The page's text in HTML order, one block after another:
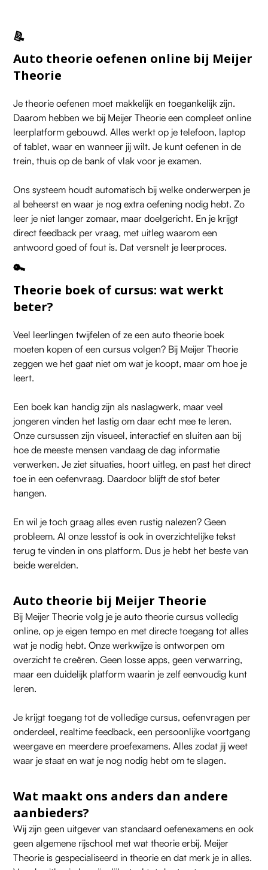
📝
Auto theorie oefenen online bij Meijer
Theorie
Je theorie oefenen moet makkelijk en toegankelijk zijn.
Daarom hebben we bij Meijer Theorie een compleet online
leerplatform gebouwd. Alles werkt op je telefoon, laptop
of tablet, waar en wanneer jij wilt. Je kunt oefenen in de
trein, thuis op de bank of vlak voor je examen.
Ons systeem houdt automatisch bij welke onderwerpen je
al beheerst en waar je nog extra oefening nodig hebt. Zo
leer je niet langer zomaar, maar doelgericht. En je krijgt
direct feedback per vraag, met uitleg waarom een
antwoord goed of fout is. Dat versnelt je leerproces.
🔑
Theorie boek of cursus: wat werkt
beter?
Veel leerlingen twijfelen of ze een auto theorie boek
moeten kopen of een cursus volgen? Bij Meijer Theorie
zeggen we het gaat niet om wat je koopt, maar om hoe je
leert.
Een boek kan handig zijn als naslagwerk, maar veel
jongeren vinden het lastig om daar echt mee te leren.
Onze cursussen zijn visueel, interactief en sluiten aan bij
hoe de meeste mensen vandaag de dag informatie
verwerken. Je ziet situaties, hoort uitleg, en past het direct
toe in een oefenvraag. Daardoor blijft de stof beter
hangen.
En wil je toch graag alles even rustig nalezen? Geen
probleem. Al onze lesstof is ook in overzichtelijke tekst
terug te vinden in ons platform. Dus je hebt het beste van
beide werelden.
Auto theorie bij Meijer Theorie
Bij Meijer Theorie volg je je auto theorie cursus volledig
online, op je eigen tempo en met directe toegang tot alles
wat je nodig hebt. Onze werkwijze is ontworpen om
overzicht te creëren. Geen losse apps, geen verwarring,
maar een duidelijk platform waarin je zelf eenvoudig kunt
leren.
Je krijgt toegang tot de volledige cursus, oefenvragen per
onderdeel, realtime feedback, een persoonlijke voortgang
weergave en meerdere proefexamens. Alles zodat jij weet
waar je staat en wat je nog nodig hebt om te slagen.
Wat maakt ons anders dan andere
aanbieders?
Wij zijn geen uitgever van standaard oefenexamens en ook
geen algemene rijschool met wat theorie erbij. Meijer
Theorie is gespecialiseerd in theorie en dat merk je in alles.